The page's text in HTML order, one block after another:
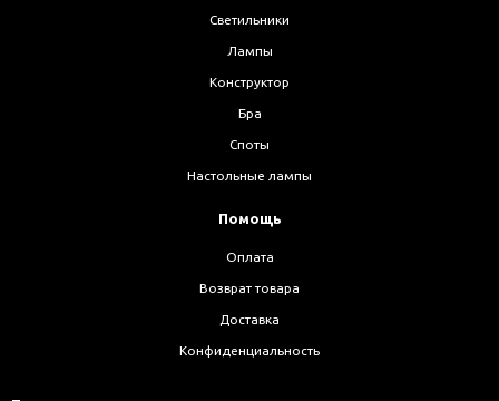
Светильники
Лампы
Конструктор
Бра
Споты
Настольные лампы
Помощь
Оплата
Возврат товара
Доставка
Конфиденциальность